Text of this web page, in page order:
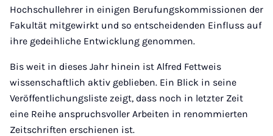
Hochschullehrer in einigen Berufungskommissionen der
Fakultät mitgewirkt und so entscheidenden Einfluss auf
ihre gedeihliche Entwicklung genommen.
Bis weit in dieses Jahr hinein ist Alfred Fettweis
wissenschaftlich aktiv geblieben. Ein Blick in seine
Veröffentlichungsliste zeigt, dass noch in letzter Zeit
eine Reihe anspruchsvoller Arbeiten in renommierten
Zeitschriften erschienen ist.